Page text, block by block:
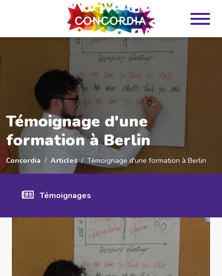
Témoignage d'une
formation à Berlin
Concordia Articles Témoignage d'une formation à Berlin
Témoignages
Panneau de gestion des cookies